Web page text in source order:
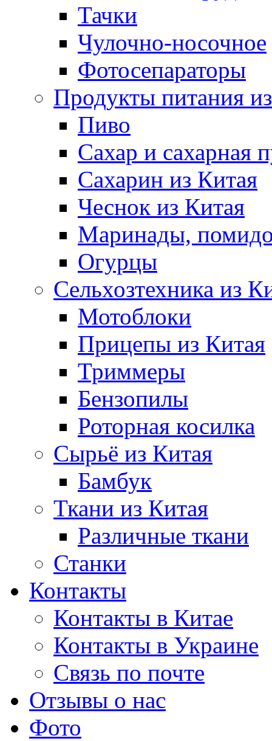
Тачки
Чулочно-носочное
Фотосепараторы
Продукты питания
Пиво
Сахар и сахарная
Сахарин из Китая
Чеснок из Китая
Маринады,
Огурцы
Сельхозтехника из
Мотоблоки
Прицепы из Китая
Триммеры
Бензопилы
Роторная косилка
Сырьё из Китая
Бамбук
Ткани из Китая
Различные ткани
Станки
Контакты
Контакты в Китае
Контакты в Украине
Связь по почте
Отзывы о нас
Фото